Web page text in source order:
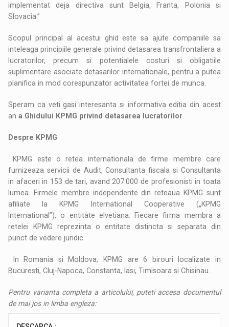
implementat deja directiva sunt Belgia, Franta, Polonia si
Slovacia.”
Scopul principal al acestui ghid este sa ajute companiile sa
inteleaga principiile generale privind detasarea transfrontaliera a
lucratorilor, precum si potentialele costuri si obligatiile
suplimentare asociate detasarilor internationale, pentru a putea
planifica in mod corespunzator activitatea fortei de munca.
Speram ca veti gasi interesanta si informativa editia din acest
ana Ghidului KPMG privind detasarea lucratorilor
Despre KPMG
KPMG este o retea internationala de firme membre care
furnizeaza servicii de Audit, Consultanta fiscala si Consultanta
in afaceri in 153 de tari, avand 207.000 de profesionisti in toata
lumea. Firmele membre independente din reteaua KPMG sunt
afiliate la KPMG International Cooperative („KPMG
International”), o entitate elvetiana. Fiecare firma membra a
retelei KPMG reprezinta o entitate distincta si separata din
punct de vedere juridic.
In Romania si Moldova, KPMG are 6 birouri localizate in
Bucuresti, Cluj-Napoca, Constanta, Iasi, Timisoara si Chisinau.
Pentru varianta completa a articolului, puteti accesa documentul
de mai jos in limba engleza: